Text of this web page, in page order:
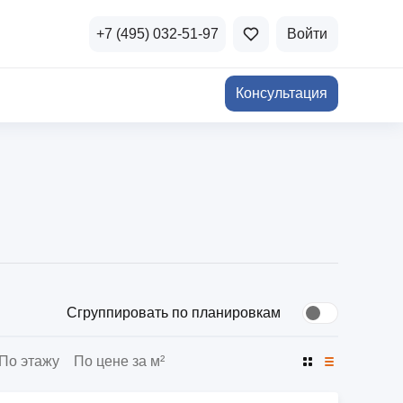
недвижимость
и продажа
+7 (495) 032-51-97 Войти
Консультация
Сгруппировать по планировкам
По этажу По цене за м²